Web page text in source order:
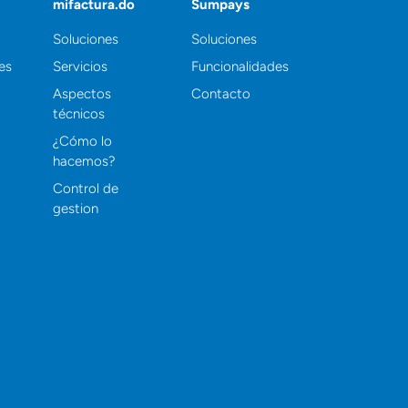
mifactura.do
Soluciones
Servicios
Aspectos
técnicos
¿Cómo lo
hacemos?
Control de
gestion
Sumpays
Soluciones
Funcionalidades
Contacto